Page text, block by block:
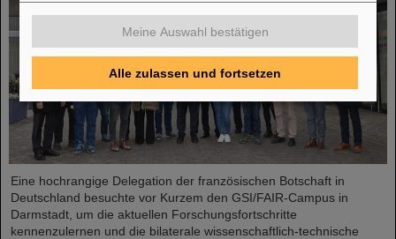
Eine hochrangige Delegation der französischen Botschaft in
Deutschland besuchte vor Kurzem den GSI/FAIR-Campus in
Darmstadt, um die aktuellen Forschungsfortschritte
kennenzulernen und die bilaterale wissenschaftlich-technische
Meine Auswahl bestätigen
Alle zulassen und fortsetzen